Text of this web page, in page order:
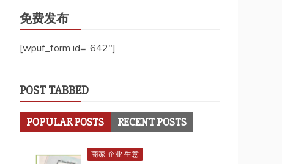
免费发布
[wpuf_form id=”642″]
POST TABBED
POPULAR POSTS RECENT POSTS
商家 企业 生意